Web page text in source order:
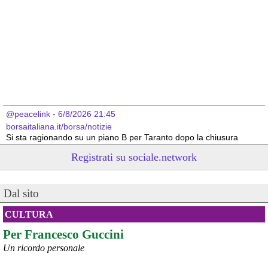
@peacelink - 6/8/2026 21:45
borsaitaliana.it/borsa/notizie
Si sta ragionando su un piano B per Taranto dopo la chiusura
cronachetarantine.it/index.php
il Governo ha manifestato l’intenzione di predisporre un
provvedimento straordinario per attenuare le conseguenze
economiche e sociali della prevista fermata dell’area a caldo e ha
chiesto alle rappresentanze del territorio di formulare proposte
concrete per definirne i contenuti. Casartigiani valuta positivamente
Registrati su sociale.network
Dal sito
CULTURA
Per Francesco Guccini
Un ricordo personale